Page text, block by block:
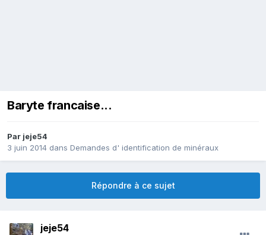
Baryte francaise...
Par jeje54
3 juin 2014 dans Demandes d' identification de minéraux
Répondre à ce sujet
jeje54